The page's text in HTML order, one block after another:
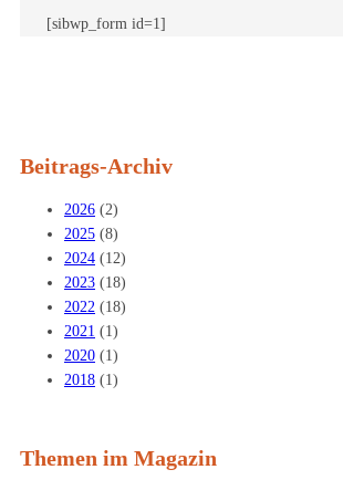
[sibwp_form id=1]
Beitrags-Archiv
2026 (2)
2025 (8)
2024 (12)
2023 (18)
2022 (18)
2021 (1)
2020 (1)
2018 (1)
Themen im Magazin